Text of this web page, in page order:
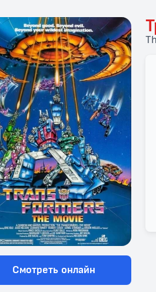
Смотреть онлайн